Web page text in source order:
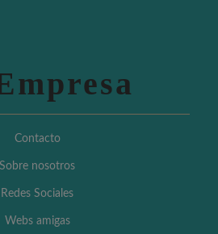
Contacto
Sobre nosotros
Redes Sociales
Webs amigas